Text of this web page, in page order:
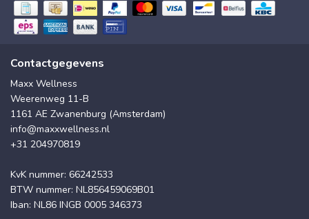
Contactgegevens
Maxx Wellness
Weerenweg 11-B
1161 AE Zwanenburg (Amsterdam)
info@maxxwellness.nl
+31 204970819
KvK nummer: 66242533
BTW nummer: NL856459069B01
Iban: NL86 INGB 0005 346373